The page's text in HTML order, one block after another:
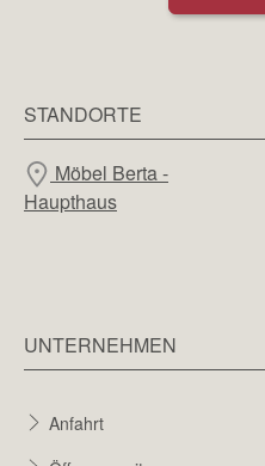
STANDORTE
Möbel Berta -
Haupthaus
UNTERNEHMEN
Anfahrt